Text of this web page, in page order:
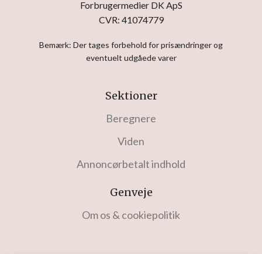
Forbrugermedier DK ApS
CVR: 41074779
Bemærk: Der tages forbehold for prisændringer og
eventuelt udgåede varer
Sektioner
Beregnere
Viden
Annoncørbetalt indhold
Genveje
Om os & cookiepolitik